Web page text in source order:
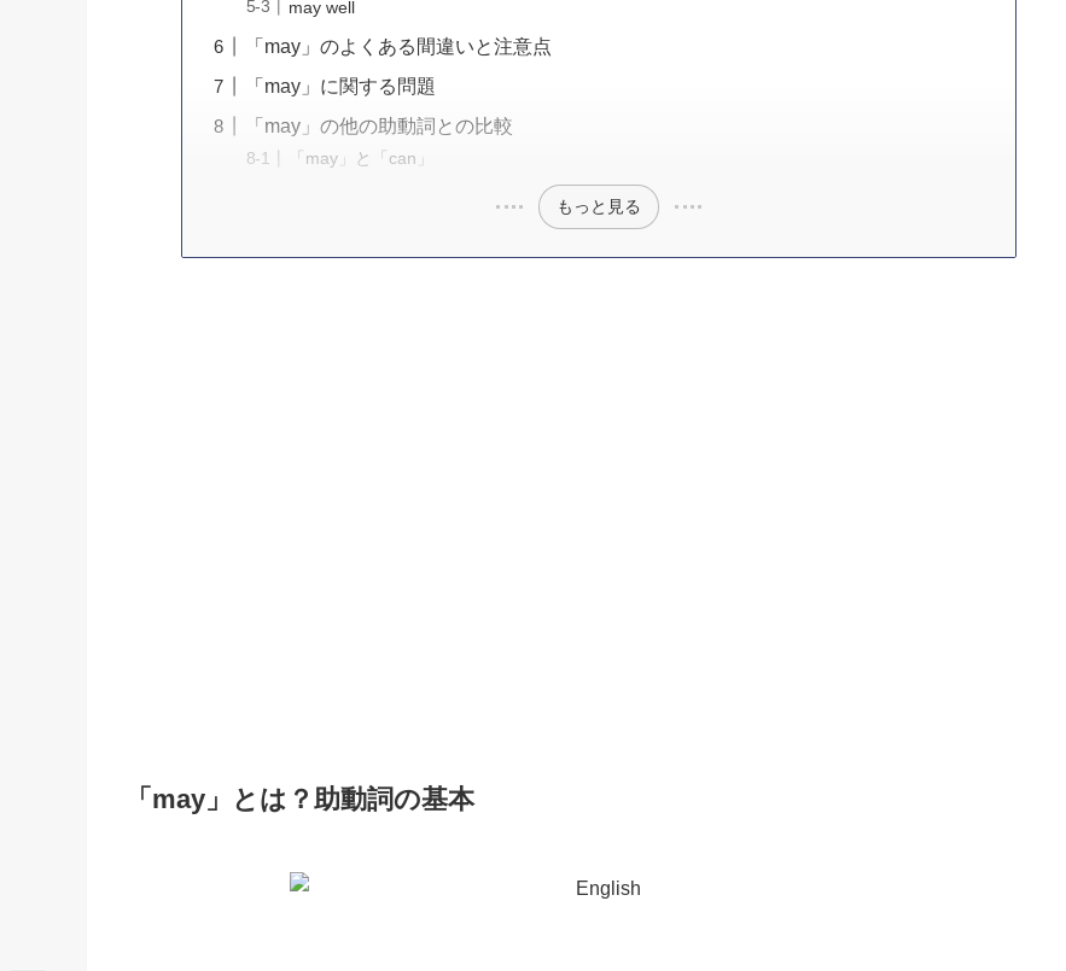
may well
「may」のよくある間違いと注意点
「may」に関する問題
「may」の他の助動詞との比較
「may」と「can」
もっと見る
「may」とは？助動詞の基本